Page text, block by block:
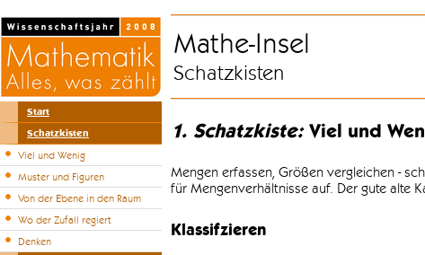
Start
Schatzkisten
Viel und Wenig
Muster und Figuren
Von der Ebene in den Raum
Wo der Zufall regiert
Denken
Mathe-Insel
Schatzkisten
1. Schatzkiste:Viel und
Mengen erfassen, Größen vergleichen -
für Mengenverhältnisse auf. Der gute alte
Klassifzieren